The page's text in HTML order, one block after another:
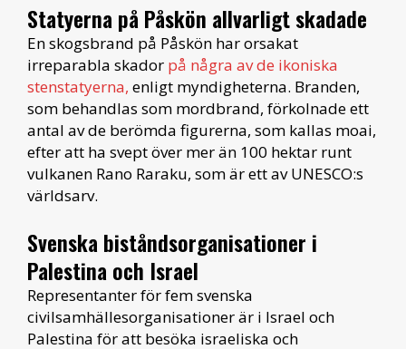
Statyerna på Påskön allvarligt skadade
En skogsbrand på Påskön har orsakat
irreparabla skador på några av de ikoniska
stenstatyerna, enligt myndigheterna. Branden,
som behandlas som mordbrand, förkolnade ett
antal av de berömda figurerna, som kallas moai,
efter att ha svept över mer än 100 hektar runt
vulkanen Rano Raraku, som är ett av UNESCO:s
världsarv.
Svenska biståndsorganisationer i
Palestina och Israel
Representanter för fem svenska
civilsamhällesorganisationer är i Israel och
Palestina för att besöka israeliska och